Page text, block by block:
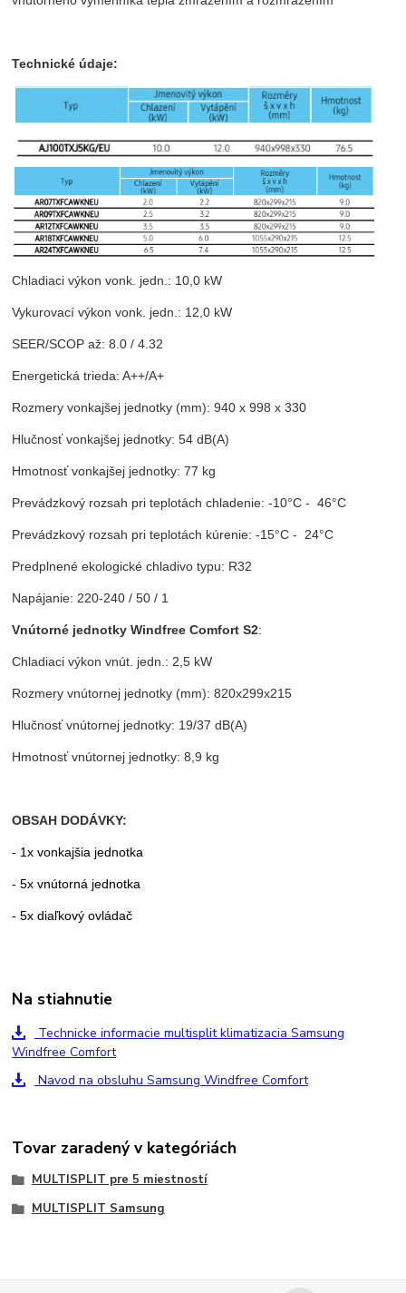
Technické údaje:
Chladiaci výkon vonk. jedn.: 10,0 kW
Vykurovací výkon vonk. jedn.: 12,0 kW
SEER/SCOP až: 8.0 / 4.32
Energetická trieda: A++/A+
Rozmery vonkajšej jednotky (mm): 940 x 998 x 330
Hlučnosť vonkajšej jednotky: 54 dB(A)
Hmotnosť vonkajšej jednotky: 77 kg
Prevádzkový rozsah pri teplotách chladenie: -10°C - 46°C
Prevádzkový rozsah pri teplotách kúrenie: -15°C - 24°C
Predplnené ekologické chladivo typu: R32
Napájanie: 220-240 / 50 / 1
Vnútorné jednotky Windfree Comfort S2:
Chladiaci výkon vnút. jedn.: 2,5 kW
Rozmery vnútornej jednotky (mm): 820x299x215
Hlučnosť vnútornej jednotky: 19/37 dB(A)
Hmotnosť vnútornej jednotky: 8,9 kg
OBSAH DODÁVKY:
- 1x vonkajšia jednotka
- 5x vnútorná jednotka
- 5x diaľkový ovládač
Na stiahnutie
Technicke informacie multisplit klimatizacia Samsung
Windfree Comfort
Navod na obsluhu Samsung Windfree Comfort
Tovar zaradený v kategóriách
MULTISPLIT pre 5 miestností
MULTISPLIT Samsung